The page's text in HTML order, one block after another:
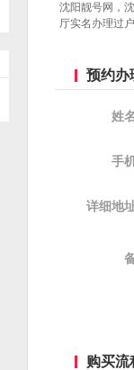
沈阳靓号网，
厅实名办理过
预约办
姓
手
详细地
购买流